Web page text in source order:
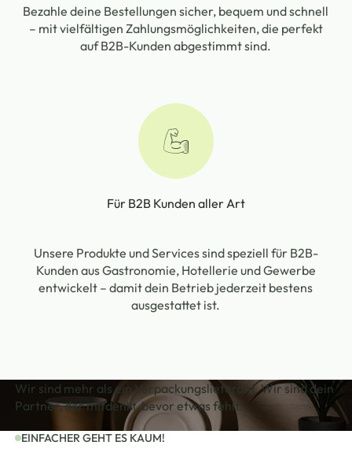
Bezahle deine Bestellungen sicher, bequem und schnell
– mit vielfältigen Zahlungsmöglichkeiten, die perfekt
auf B2B-Kunden abgestimmt sind.
Für B2B Kunden aller Art
Unsere Produkte und Services sind speziell für B2B-
Kunden aus Gastronomie, Hotellerie und Gewerbe
entwickelt – damit dein Betrieb jederzeit bestens
ausgestattet ist.
Wir sind mehr als ein Verpackungslieferant.Wir sind dein
Partner, der mitdenkt, bevor etwas fehlt.
EINFACHER GEHT ES KAUM!